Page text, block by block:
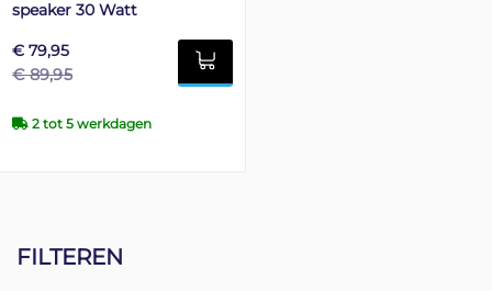
speaker 30 Watt
€ 79,95
€ 89,95
2 tot 5 werkdagen
FILTEREN